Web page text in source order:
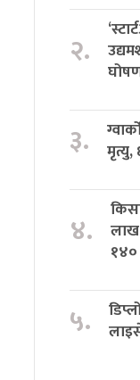
२.
३.
मृत्यु,
४.
लाख
१४०
५.